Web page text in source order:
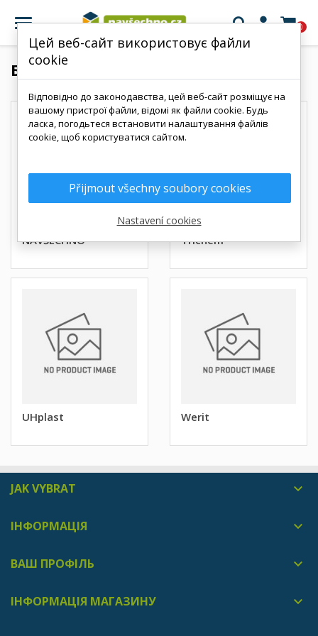
 0
Бренди
NAVŠECHNO Trichem
UHplast Werit
JAK VYBRAT 
ІНФОРМАЦІЯ 
ВАШ ПРОФІЛЬ 
ІНФОРМАЦІЯ МАГАЗИНУ 
Цей веб-сайт використовує файли
cookie
Відповідно до законодавства, цей веб-сайт розміщує на
вашому пристрої файли, відомі як файли cookie. Будь
ласка, погодьтеся встановити налаштування файлів
cookie, щоб користуватися сайтом.
Přijmout všechny soubory cookies
Nastavení cookies